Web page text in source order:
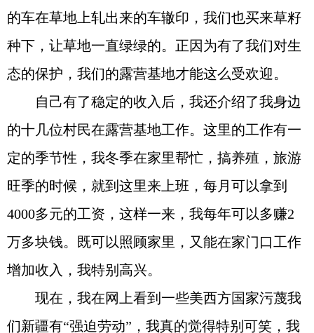
的车在草地上轧出来的车辙印，我们也买来草籽
种下，让草地一直绿绿的。正因为有了我们对生
态的保护，我们的露营基地才能这么受欢迎。
自己有了稳定的收入后，我还介绍了我身边
的十几位村民在露营基地工作。这里的工作有一
定的季节性，我冬季在家里帮忙，搞养殖，旅游
旺季的时候，就到这里来上班，每月可以拿到
4000多元的工资，这样一来，我每年可以多赚2
万多块钱。既可以照顾家里，又能在家门口工作
增加收入，我特别高兴。
现在，我在网上看到一些美西方国家污蔑我
们新疆有“强迫劳动”，我真的觉得特别可笑，我